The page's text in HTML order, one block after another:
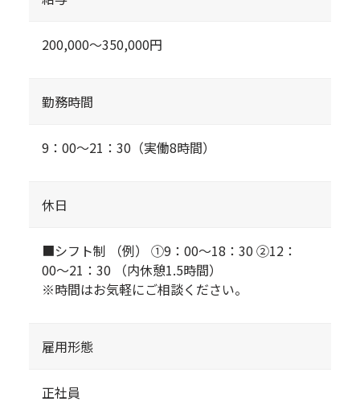
200,000〜350,000円
勤務時間
9：00〜21：30（実働8時間）
休日
■シフト制 （例） ①9：00〜18：30 ②12：
00〜21：30 （内休憩1.5時間）
※時間はお気軽にご相談ください。
雇用形態
正社員